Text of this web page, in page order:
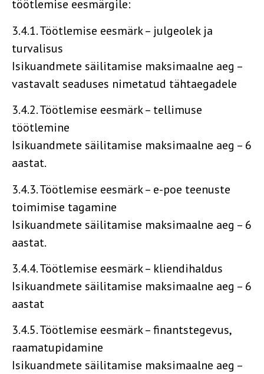
töötlemise eesmärgile:
3.4.1. Töötlemise eesmärk – julgeolek ja
turvalisus
Isikuandmete säilitamise maksimaalne aeg –
vastavalt seaduses nimetatud tähtaegadele
3.4.2. Töötlemise eesmärk – tellimuse
töötlemine
Isikuandmete säilitamise maksimaalne aeg – 6
aastat.
3.4.3. Töötlemise eesmärk – e-poe teenuste
toimimise tagamine
Isikuandmete säilitamise maksimaalne aeg – 6
aastat.
3.4.4. Töötlemise eesmärk – kliendihaldus
Isikuandmete säilitamise maksimaalne aeg – 6
aastat
3.4.5. Töötlemise eesmärk – finantstegevus,
raamatupidamine
Isikuandmete säilitamise maksimaalne aeg –